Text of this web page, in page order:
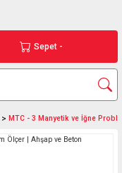
Sepet -
MTC - 3 Manyetik ve İğne